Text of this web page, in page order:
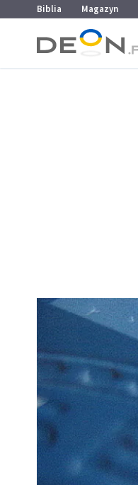
Przejdź do menu głównego
Przejdź do treści
Biblia Magazyn